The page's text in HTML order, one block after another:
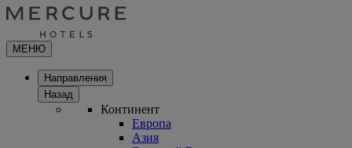
МЕНЮ
Направления
Назад
Континент
Европа
Азия